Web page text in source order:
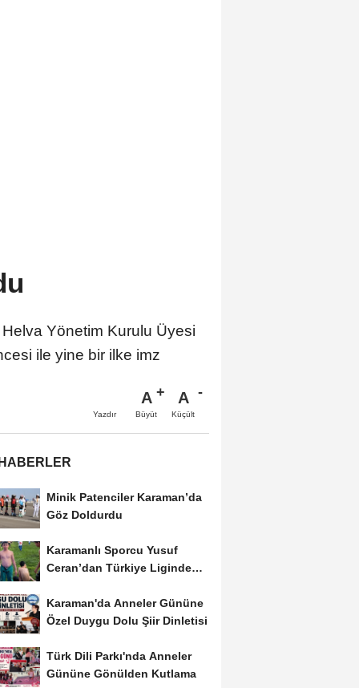
Yönetim Kurulu Üyesi
ile yine bir ilke imz
Yazdır
A
Büyüt
A
Küçült
Minik Patenciler Karaman’da
Göz Doldurdu
Karamanlı Sporcu Yusuf
Ceran’dan Türkiye Liginde
Karaman'da Anneler Gününe
Özel Duygu Dolu Şiir Dinletisi
Türk Dili Parkı'nda Anneler
Gününe Gönülden Kutlama